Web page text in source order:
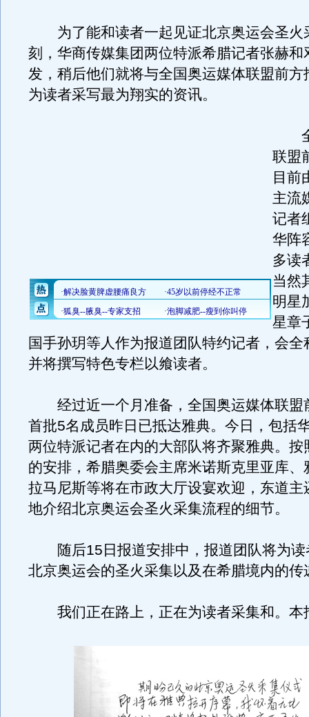
为了能和读者一起见证北京奥运会圣火
刻，华商传媒集团两位特派希腊记者张赫和
发，稍后他们就将与全国奥运媒体联盟前方
为读者采写最为翔实的资讯。
全
联盟
目前
主流
记者
华阵
多读
当然
明星
星章
国手孙玥等人作为报道团队特约记者，会全
并将撰写特色专栏以飨读者。
经过近一个月准备，全国奥运媒体联盟
首批5名成员昨日已抵达雅典。今日，包括
两位特派记者在内的大部队将齐聚雅典。按
的安排，希腊奥委会主席米诺斯克里亚库、
拉马尼斯等将在市政大厅设宴欢迎，东道主
地介绍北京奥运会圣火采集流程的细节。
随后15日报道安排中，报道团队将为读
北京奥运会的圣火采集以及在希腊境内的传
我们正在路上，正在为读者采集和。本